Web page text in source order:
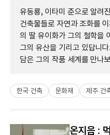
유동룡, 이타미 준으로 알려
건축물들로 자연과 조화를
의 딸 유이화가 그의 철학을
그의 유산을 기리고 있답니
담은 그의 작품 세계를 만나
한국 건축 문화재 제주 건
온지음 :